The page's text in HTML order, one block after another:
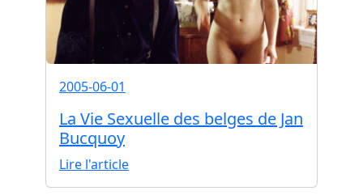
2005-06-01
La Vie Sexuelle des belges de Jan
Bucquoy
Lire l'article